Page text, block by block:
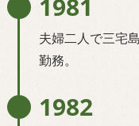
1981
夫婦二人で三宅
勤務。
1982